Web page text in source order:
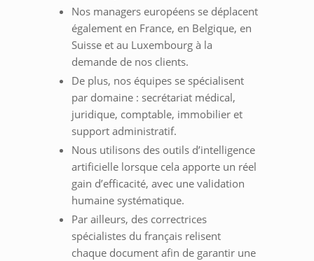
Nos managers européens se déplacent
également en France, en Belgique, en
Suisse et au Luxembourg à la
demande de nos clients.
De plus, nos équipes se spécialisent
par domaine : secrétariat médical,
juridique, comptable, immobilier et
support administratif.
Nous utilisons des outils d’intelligence
artificielle lorsque cela apporte un réel
gain d’efficacité, avec une validation
humaine systématique.
Par ailleurs, des correctrices
spécialistes du français relisent
chaque document afin de garantir une